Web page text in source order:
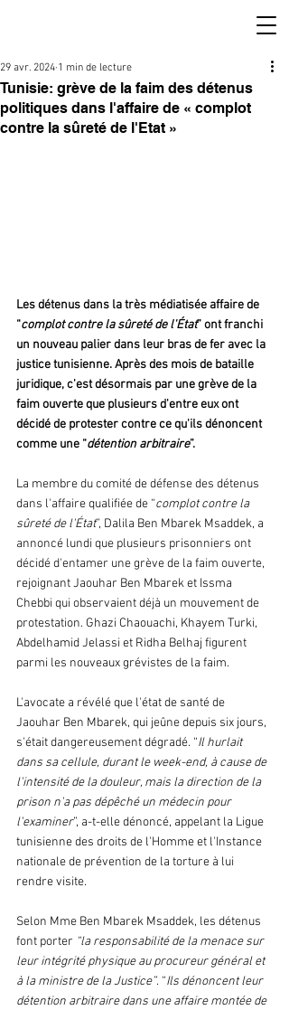
Tunisie: grève de la faim des détenus
politiques dans l'affaire de « complot
contre la sûreté de l'Etat »
29 avr. 2024 1 min de lecture
Les détenus dans la très médiatisée affaire de
“complot contre la sûreté de l'État” ont franchi
un nouveau palier dans leur bras de fer avec la
justice tunisienne. Après des mois de bataille
juridique, c'est désormais par une grève de la
faim ouverte que plusieurs d'entre eux ont
décidé de protester contre ce qu'ils dénoncent
comme une “détention arbitraire”.
La membre du comité de défense des détenus
dans l'affaire qualifiée de “complot contre la
sûreté de l'État”, Dalila Ben Mbarek Msaddek, a
annoncé lundi que plusieurs prisonniers ont
décidé d'entamer une grève de la faim ouverte,
rejoignant Jaouhar Ben Mbarek et Issma
Chebbi qui observaient déjà un mouvement de
protestation. Ghazi Chaouachi, Khayem Turki,
Abdelhamid Jelassi et Ridha Belhaj figurent
parmi les nouveaux grévistes de la faim.
L'avocate a révélé que l'état de santé de
Jaouhar Ben Mbarek, qui jeûne depuis six jours,
s'était dangereusement dégradé. “Il hurlait
dans sa cellule, durant le week-end, à cause de
l'intensité de la douleur, mais la direction de la
prison n'a pas dépêché un médecin pour
l'examiner”, a-t-elle dénoncé, appelant la Ligue
tunisienne des droits de l'Homme et l'Instance
nationale de prévention de la torture à lui
rendre visite.
Selon Mme Ben Mbarek Msaddek, les détenus
font porter “la responsabilité de la menace sur
leur intégrité physique au procureur général et
à la ministre de la Justice”. “Ils dénoncent leur
détention arbitraire dans une affaire montée de